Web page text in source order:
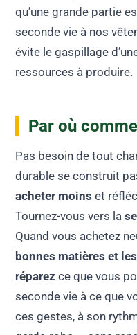
qu’une grande partie
seconde vie à nos
évite le gaspillage
ressources à produire.
Par où
Pas besoin de tout
durable se construit
acheter moins et
Tournez-vous vers la
Quand vous achetez
bonnes matières et
réparez ce que vous
seconde vie à ce que
ces gestes, à son